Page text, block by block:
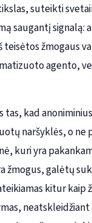
suteikti
saugantį signalą:
teisėtos žmogaus
agento,
tas, kad anoniminius
naršyklės, o ne
kuri yra
žmogus, galėtų
kitur kaip
neatskleidžiant